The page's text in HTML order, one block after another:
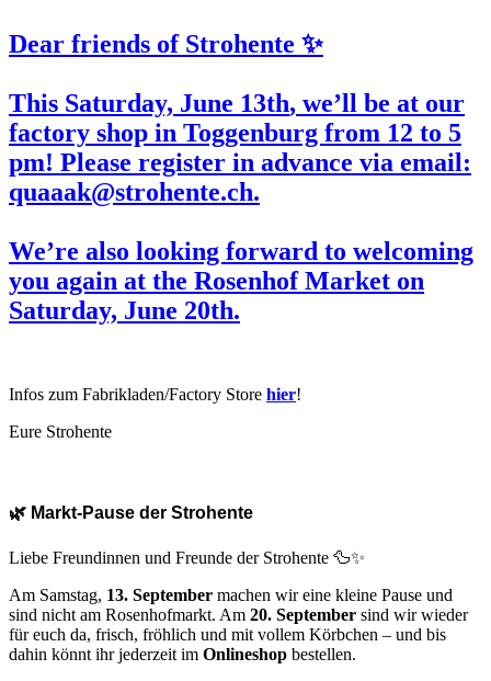
Dear friends of Strohente ✨
This Saturday, June 13th, we’ll be at our
factory shop in Toggenburg from 12 to 5
pm! Please register in advance via email:
quaaak@strohente.ch.
We’re also looking forward to welcoming
you again at the RosenhofMarket on
Saturday, June 20th.
Infos zum Fabrikladen/Factory Store hier!
Eure Strohente
🌿 Markt-Pause der Strohente
Liebe Freundinnen und Freunde der Strohente 🦆✨
Am Samstag, 13. September machen wir eine kleine Pause und
sind nicht am Rosenhofmarkt. Am 20. September sind wir wieder
für euch da, frisch, fröhlich und mit vollem Körbchen – und bis
dahin könnt ihr jederzeit im Onlineshop bestellen.